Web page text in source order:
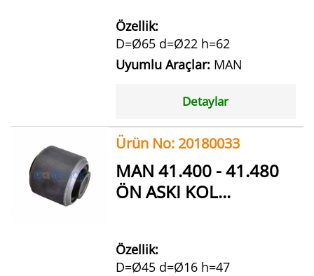
Özellik:
D=Ø65 d=Ø22 h=62
Uyumlu Araçlar: MAN
Detaylar
Ürün No: 20180033
MAN 41.400 - 41.480
ÖN ASKI KOL...
Özellik:
D=Ø45 d=Ø16 h=47